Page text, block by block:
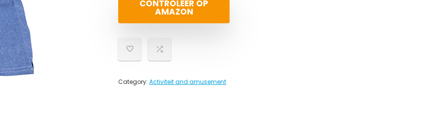
CONTROLEER OP
AMAZON
Category: Activiteit and amusement